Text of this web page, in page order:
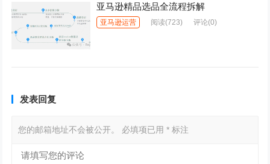
亚马逊精品选品全流程拆解
亚马逊运营 阅读(723) 评论(0)
发表回复
您的邮箱地址不会被公开。 必填项已用* 标注